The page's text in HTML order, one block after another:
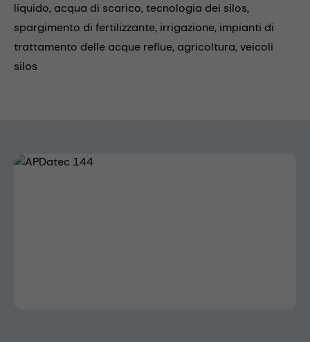
liquido, acqua di scarico,tecnologia dei silos,
spargimento di fertilizzante, irrigazione, impianti di
trattamento delle acque reflue, agricoltura,veicoli
silos
Skip image gallery